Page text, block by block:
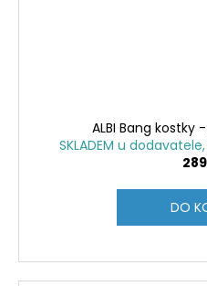
ALBI Bang kostky
SKLADEM u
DO